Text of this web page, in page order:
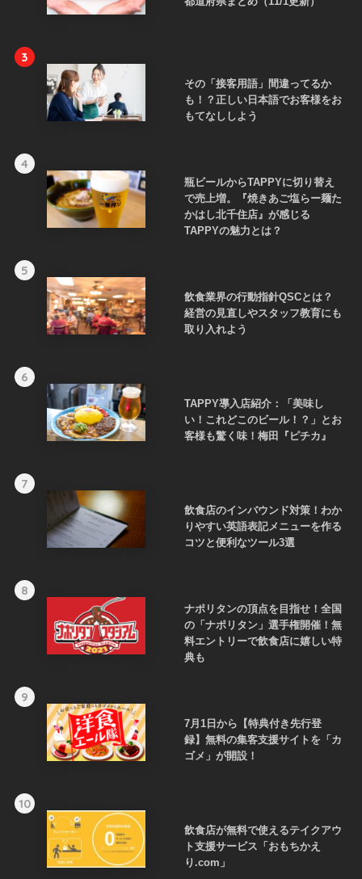
3
その「接客用語」間違ってるか
も！？正しい日本語でお客様をお
もてなししよう
4
瓶ビールからTAPPYに切り替え
で売上増。『焼きあご塩らー麺た
かはし北千住店』が感じる
TAPPYの魅力とは？
5
飲食業界の行動指針QSCとは？
経営の見直しやスタッフ教育にも
取り入れよう
6
TAPPY導入店紹介：「美味し
い！これどこのビール！？」とお
客様も驚く味！梅田『ピチカ』
7
飲食店のインバウンド対策！わか
りやすい英語表記メニューを作る
コツと便利なツール3選
8
ナポリタンの頂点を目指せ！全国
の「ナポリタン」選手権開催！無
料エントリーで飲食店に嬉しい特
典も
9
7月1日から【特典付き先行登
録】無料の集客支援サイトを「カ
ゴメ」が開設！
10
飲食店が無料で使えるテイクアウ
ト支援サービス「おもちかえ
り.com」